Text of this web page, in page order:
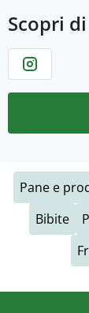
Scopri
Pane e
Bibite